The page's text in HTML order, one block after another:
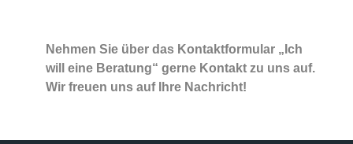
Nehmen Sie über das Kontaktformular „Ich
will eine Beratung“ gerne Kontakt zu uns auf.
Wir freuen uns auf Ihre Nachricht!